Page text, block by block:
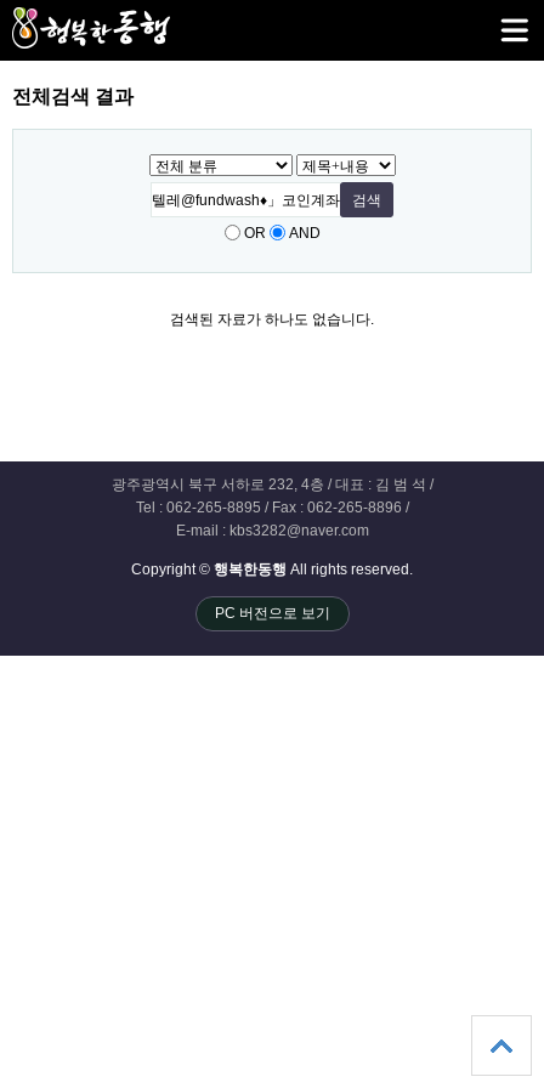
전체검색 결과
OR AND
검색된 자료가 하나도 없습니다.
광주광역시 북구 서하로 232, 4층 / 대표 : 김 범 석 /
Tel : 062-265-8895 / Fax : 062-265-8896 /
E-mail : kbs3282@naver.com
Copyright © 행복한동행 All rights reserved.
PC 버전으로 보기